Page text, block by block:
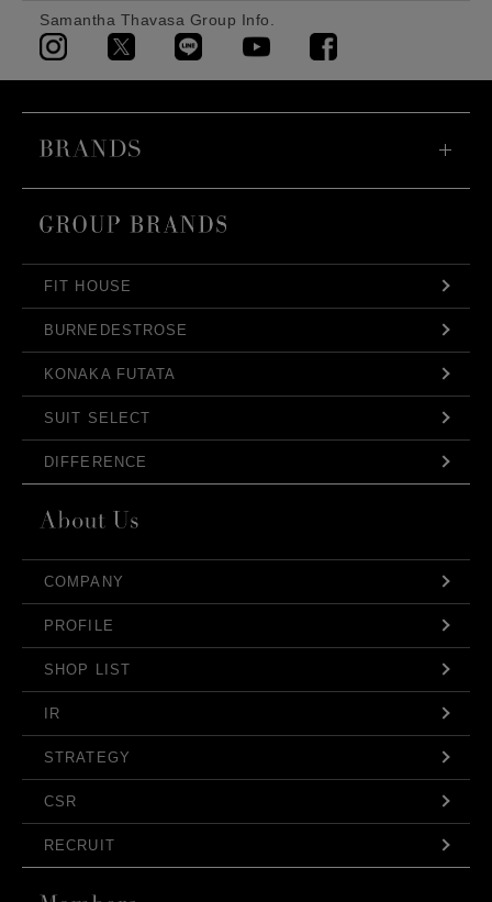
Samantha Thavasa Group Info.
FIT HOUSE
BURNEDESTROSE
KONAKA FUTATA
SUIT SELECT
DIFFERENCE
COMPANY
PROFILE
SHOP LIST
IR
STRATEGY
CSR
RECRUIT